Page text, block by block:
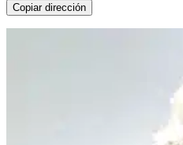
Copiar dirección